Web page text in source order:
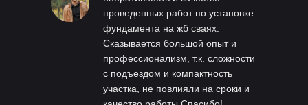
проведенных работ по установке
фундамента на жб сваях.
Сказывается большой опыт и
профессионализм, т.к. сложности
с подъездом и компактность
участка, не повлияли на сроки и